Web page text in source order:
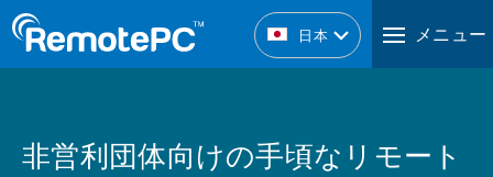
日本 メニュー
非営利団体向けの手頃なリモート